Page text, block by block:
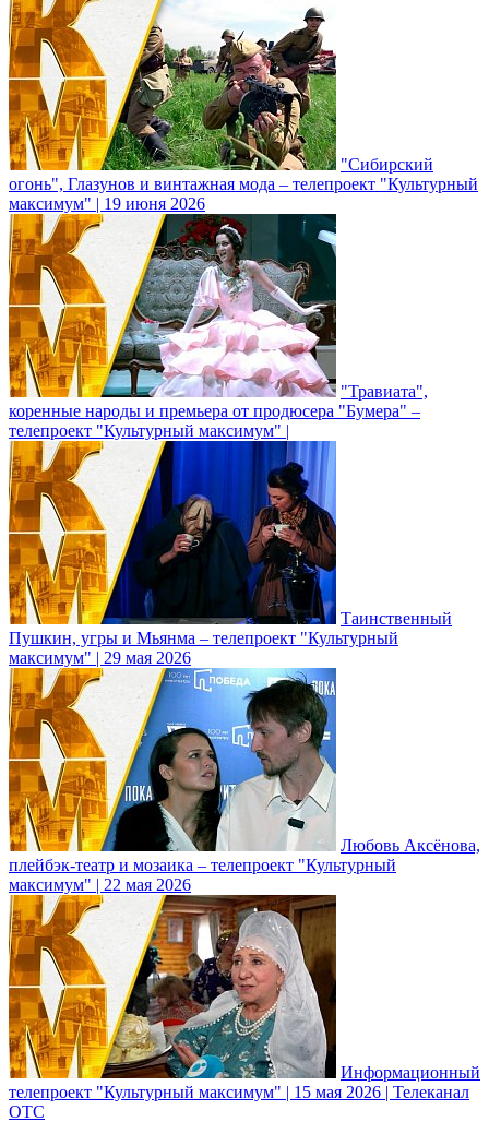
"Сибирский
огонь", Глазунов и винтажная мода – телепроект "Культурный
максимум" | 19 июня 2026
"Травиата",
коренные народы и премьера от продюсера "Бумера" –
телепроект "Культурный максимум" |
Таинственный
Пушкин, угры и Мьянма – телепроект "Культурный
максимум" | 29 мая 2026
Любовь Аксёнова,
плейбэк-театр и мозаика – телепроект "Культурный
максимум" | 22 мая 2026
Информационный
телепроект "Культурный максимум" | 15 мая 2026 | Телеканал
ОТС